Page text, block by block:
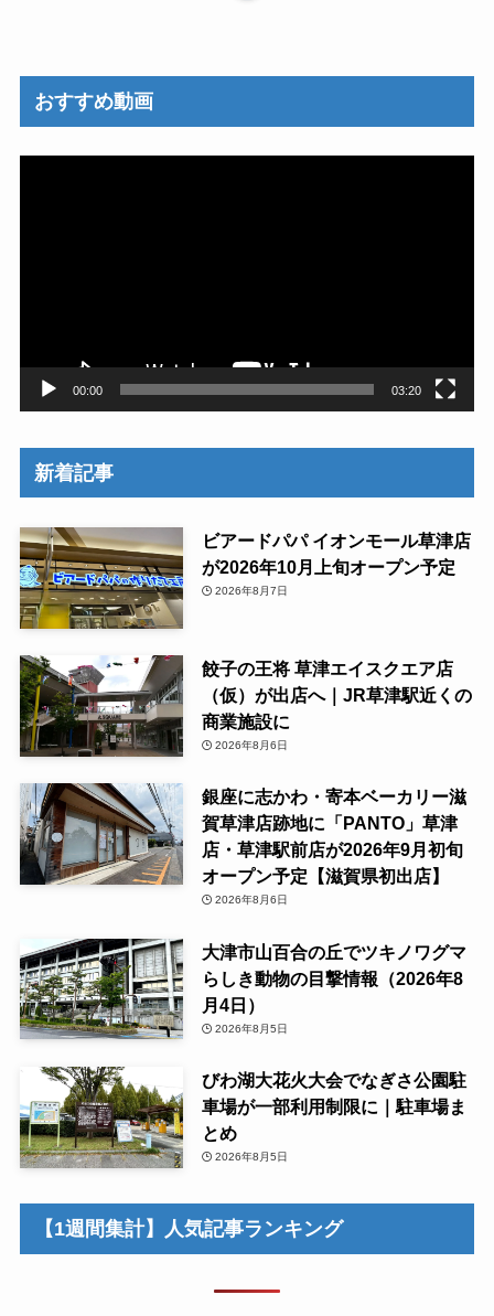
おすすめ動画
00:00 03:20
新着記事
ビアードパパ イオンモール草津店
が2026年10月上旬オープン予定
2026年8月7日
餃子の王将 草津エイスクエア店
（仮）が出店へ｜JR草津駅近くの
商業施設に
2026年8月6日
銀座に志かわ・寄本ベーカリー滋
賀草津店跡地に「PANTO」草津
店・草津駅前店が2026年9月初旬
オープン予定【滋賀県初出店】
2026年8月6日
大津市山百合の丘でツキノワグマ
らしき動物の目撃情報（2026年8
月4日）
2026年8月5日
びわ湖大花火大会でなぎさ公園駐
車場が一部利用制限に｜駐車場ま
とめ
2026年8月5日
【1週間集計】人気記事ランキング